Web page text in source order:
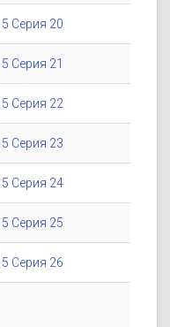
Серия 20
Серия 21
Серия 22
Серия 23
Серия 24
Серия 25
Серия 26